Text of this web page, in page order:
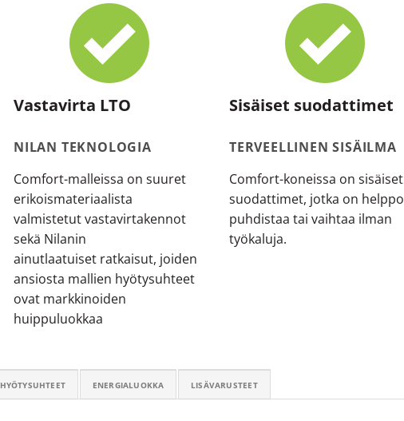
Vastavirta LTO
NILAN TEKNOLOGIA
Comfort-malleissa on suuret
erikoismateriaalista
valmistetut vastavirtakennot
sekä Nilanin
ainutlaatuiset ratkaisut, joiden
ansiosta mallien hyötysuhteet
ovat markkinoiden
huippuluokkaa
Sisäiset suodattimet
TERVEELLINEN SISÄILMA
Comfort-koneissa on sisäiset
suodattimet, jotka on helppo
puhdistaa tai vaihtaa ilman
työkaluja.
HYÖTYSUHTEET ENERGIALUOKKA LISÄVARUSTEET